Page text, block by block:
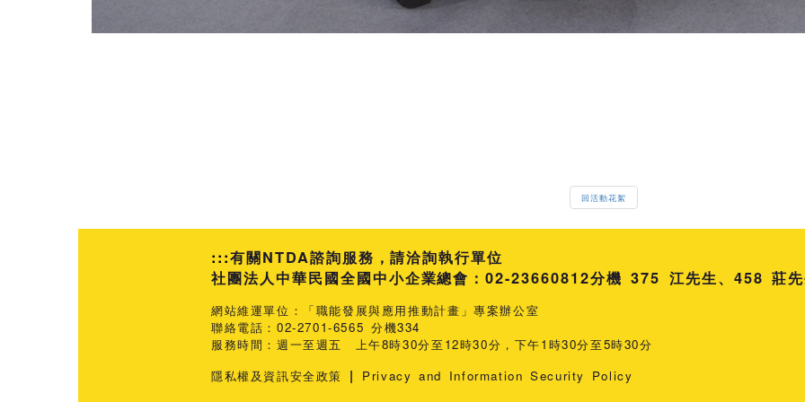
回活動花絮
:::有關NTDA諮詢服務，請洽詢執行單位
社團法人中華民國全國中小企業總會：02-23660812分機 375 江先生 458 莊
網站維運單位：「職能發展與應用推動計畫」專案辦公室
聯絡電話：02-2701-6565 分機334
服務時間：週一至週五 上午8時30分至12時30分，下午1時30分至5時30分
隱私權及資訊安全政策 | Privacy and Information Security Policy